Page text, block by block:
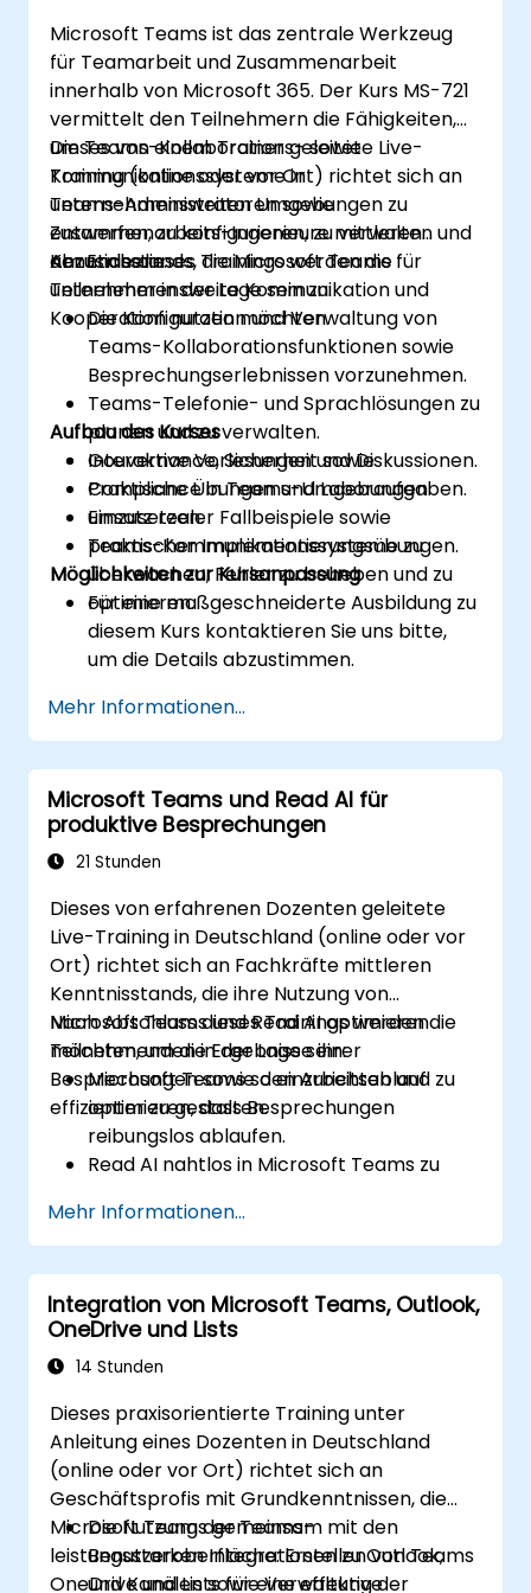
Microsoft Teams ist das zentrale Werkzeug
für Teamarbeit und Zusammenarbeit
innerhalb von Microsoft 365. Der Kurs MS-721
vermittelt den Teilnehmern die Fähigkeiten,
um Teams-Kollaborations- sowie
Kommunikationssysteme in
unternehmensweiten Umgebungen zu
entwerfen, zu konfigurieren, zu verwalten und
abzusichern.
Dieses von einem Trainer geleitete Live-
Training (online oder vor Ort) richtet sich an
Teams-Administratoren sowie
Zusammenarbeits-Ingenieure mittleren
Kenntnisstands, die Microsoft Teams für
unternehmensweite Kommunikation und
Kooperation nutzen möchten.
Am Ende dieses Trainings werden die
Teilnehmer in der Lage sein zu:
Die Konfiguration und Verwaltung von
Teams-Kollaborationsfunktionen sowie
Besprechungserlebnissen vorzunehmen.
Teams-Telefonie- und Sprachlösungen zu
planen und zu verwalten.
Gouvernance, Sicherheit sowie
Compliance in Teams-Umgebungen
umzusetzen.
Teams-Kommunikationssysteme zu
überwachen, Fehler zu beheben und zu
optimieren.
Aufbau des Kurses
Interaktive Vorlesungen und Diskussionen.
Praktische Übungen und Laboraufgaben.
Einsatz realer Fallbeispiele sowie
praktischer Implementierungsübungen.
Möglichkeiten zur Kursanpassung
Für eine maßgeschneiderte Ausbildung zu
diesem Kurs kontaktieren Sie uns bitte,
um die Details abzustimmen.
Mehr Informationen...
Microsoft Teams und Read AI für
produktive Besprechungen
21 Stunden
Dieses von erfahrenen Dozenten geleitete
Live-Training in Deutschland (online oder vor
Ort) richtet sich an Fachkräfte mittleren
Kenntnisstands, die ihre Nutzung von
Microsoft Teams und Read AI optimieren
möchten, um die Ergebnisse ihrer
Besprechungen sowie den Arbeitsablauf
effizienter zu gestalten.
Nach Abschluss dieses Trainings werden die
Teilnehmenden in der Lage sein:
Microsoft Teams so einzurichten und zu
optimieren, dass Besprechungen
reibungslos ablaufen.
Read AI nahtlos in Microsoft Teams zu
KI-gestützte Funktionen wie
Zusammenfassungen, Transkripte sowie
Analysen zur Teilnehmeraktivität zu
nutzen.
Die Zusammenarbeit,
Aufgabenverfolgung sowie
effektiver gestalten.
Fortgeschrittene Strategien und
Anwendungsfälle anzuwenden, um die
langfristige Produktivität zu sichern.
Mehr Informationen...
Integration von Microsoft Teams, Outlook,
OneDrive und Lists
14 Stunden
Dieses praxisorientierte Training unter
Anleitung eines Dozenten in Deutschland
(online oder vor Ort) richtet sich an
Geschäftsprofis mit Grundkenntnissen, die
Microsoft Teams gemeinsam mit den
leistungsstarken Integrationen zu Outlook,
OneDrive und Lists für eine effektive
Die Nutzung der Teams-
Benutzeroberfläche: Erstellen von Teams
und Kanälen sowie Verwaltung der